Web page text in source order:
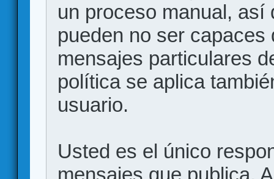
un proceso manual, así
pueden no ser
mensajes particulares
política se aplica
usuario.
Usted es el único
mensajes que publica.